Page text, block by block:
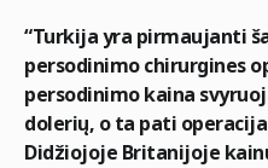
“Turkija yra pirmaujanti
persodinimo chirurgines
persodinimo kaina
dolerių, o ta pati
Didžiojoje Britanijoje